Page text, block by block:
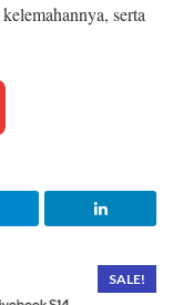
serta
SALE!